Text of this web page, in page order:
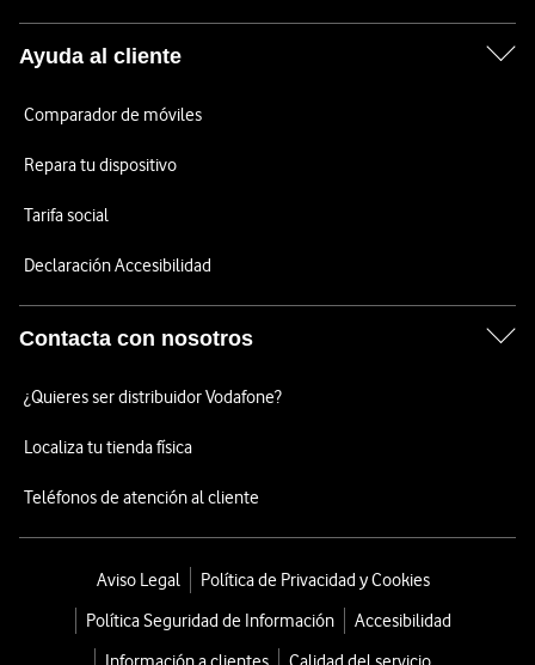
Ayuda al cliente
Comparador de móviles
Repara tu dispositivo
Tarifa social
Declaración Accesibilidad
Contacta con nosotros
¿Quieres ser distribuidor Vodafone?
Localiza tu tienda física
Teléfonos de atención al cliente
Aviso Legal
Política de Privacidad y Cookies
Política Seguridad de Información
Accesibilidad